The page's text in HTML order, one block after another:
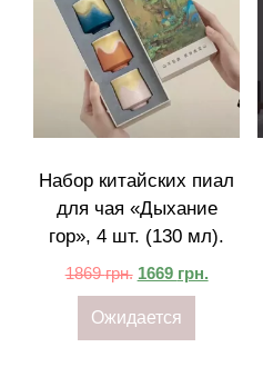
Набор китайских пиал
для чая «Дыхание
гор‎»‎, 4 шт. (130 мл).
1869грн. 1669 грн.
Ожидается